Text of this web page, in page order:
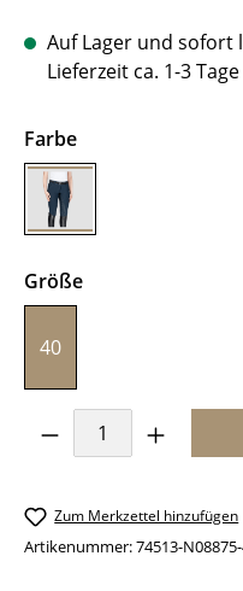
Auf Lager und sofort
Lieferzeit ca. 1-3 Tage
Farbeauswählen
Blue
Größeauswählen
40
Produkt
Zum Merkzettel hinzufügen
Artikenummer:74513-